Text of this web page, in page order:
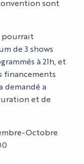
sont
pourrait
de 3 shows
à 21h, et
financements
demandé a
et de
Octobre